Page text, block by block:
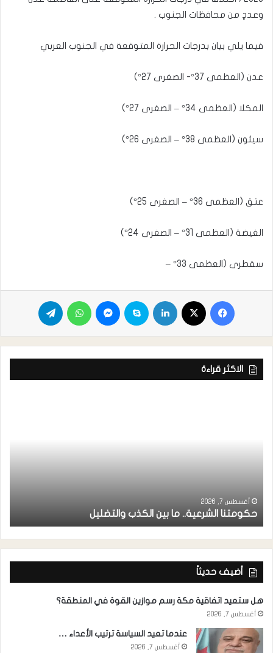
وعددٍ من محافظات الجنوب .
فيما يلي بيان بدرجات الحرارة المتوقعة في الجنوب العربي
عدن (العظمى 37°- الصغرى 27°)
المكلا (العظمى 34° – الصغرى 27°)
سيئون (العظمى 38° – الصغرى 26°)
عتق (العظمى 36° – الصغرى 25°)
الغيضة (العظمى 31° – الصغرى 24°)
سقطرى (العظمى 33° –
الاكثر قراءة
أغسطس 7, 2026
حكومتنا الشرعية.. ما بين الكذب والتضليل
أضيف حديثاً
هل ستعيد اتفاقية مكة رسم موازين القوة في المنطقة؟
أغسطس 7, 2026
عندما تعيد السياسة ترتيب الأعداء …
أغسطس 7, 2026